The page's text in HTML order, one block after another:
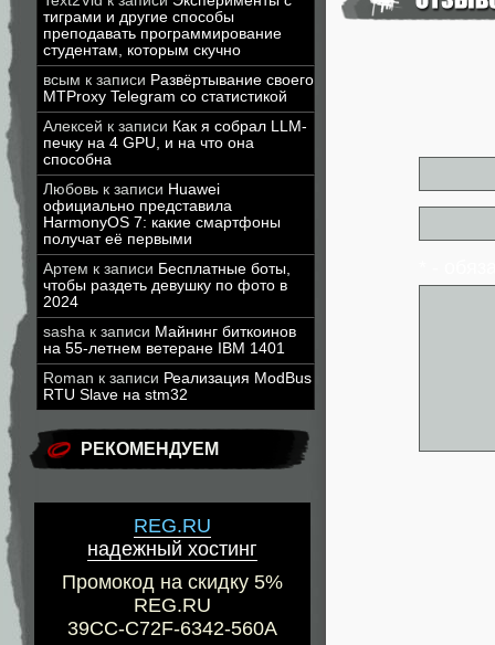
тиграми и другие способы
преподавать программирование
студентам, которым скучно
всым к записи Развёртывание своего
MTProxy Telegram со статистикой
Алексей к записи Как я собрал LLM-
печку на 4 GPU, и на что она
способна
Любовь к записи Huawei
официально представила
HarmonyOS 7: какие смартфоны
получат её первыми
Артем к записи Бесплатные боты,
чтобы раздеть девушку по фото в
2024
sasha к записи Майнинг биткоинов
на 55-летнем ветеране IBM 1401
Roman к записи Реализация ModBus
RTU Slave на stm32
РЕКОМЕНДУЕМ
REG.RU
надежный хостинг
Промокод на скидку 5%
REG.RU
39CC-C72F-6342-560A